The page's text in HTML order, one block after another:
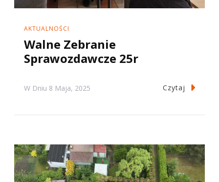
AKTUALNOŚCI
Walne Zebranie
Sprawozdawcze 25r
W Dniu 8 Maja, 2025 Czytaj